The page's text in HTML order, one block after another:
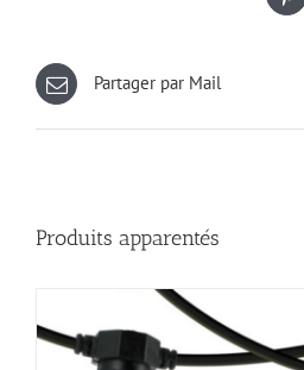
Partager par Mail
Produits apparentés